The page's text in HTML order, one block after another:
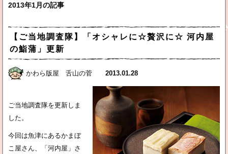
2013年1月の記事
【ご当地調査隊】「オシャレに☆贅沢に☆ 河内屋
の鮨蒲」更新
かわら版屋 舌山の菅 2013.01.28
ご当地調査隊を更新しま
した。
今回は魚津にあるかまぼ
こ屋さん、「河内屋」さ